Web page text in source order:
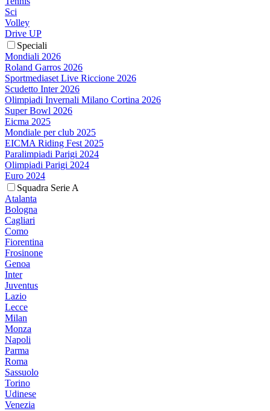
Sci
Volley
Drive UP
Speciali
Mondiali 2026
Roland Garros 2026
Sportmediaset Live Riccione 2026
Scudetto Inter 2026
Olimpiadi Invernali Milano Cortina 2026
Super Bowl 2026
Eicma 2025
Mondiale per club 2025
EICMA Riding Fest 2025
Paralimpiadi Parigi 2024
Olimpiadi Parigi 2024
Euro 2024
Squadra Serie A
Atalanta
Bologna
Cagliari
Como
Fiorentina
Frosinone
Genoa
Inter
Juventus
Lazio
Lecce
Milan
Monza
Napoli
Parma
Roma
Sassuolo
Torino
Udinese
Venezia